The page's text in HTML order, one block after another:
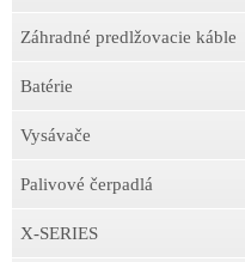
Záhradné predlžovacie káble
Batérie
Vysávače
Palivové čerpadlá
X-SERIES